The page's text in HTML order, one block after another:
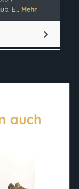
E… Mehr
auch